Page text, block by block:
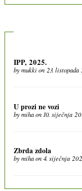
IPP, 2025.
bymukkion 23. listopada
U prozi ne vozi
bymihaon 10. siječnja
Zbrda zdola
bymihaon 4. siječnja